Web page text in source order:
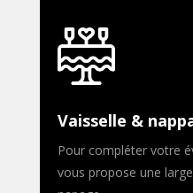
Vaisselle &
Pour compléter votre
vous propose une